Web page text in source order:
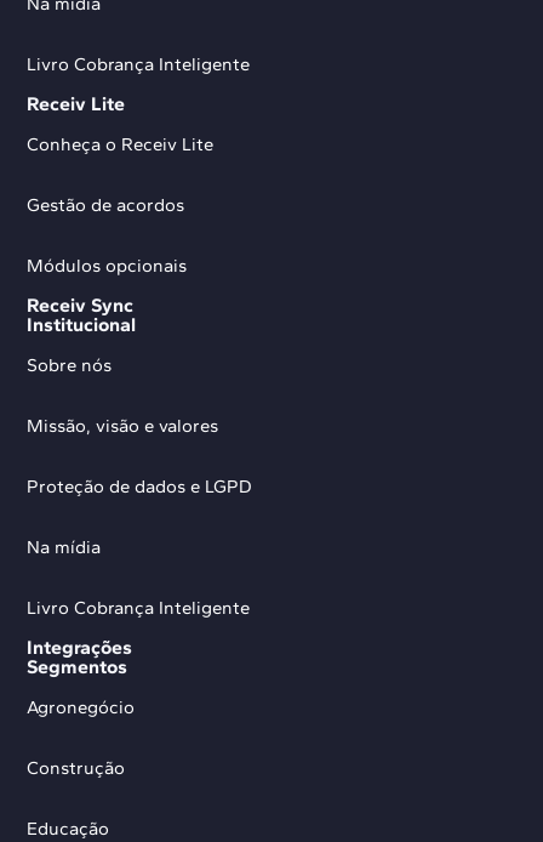
Livro Cobrança Inteligente
Receiv Lite
Conheça o Receiv Lite
Gestão de acordos
Módulos opcionais
Receiv Sync
Institucional
Sobre nós
Missão, visão e valores
Proteção de dados e LGPD
Na mídia
Livro Cobrança Inteligente
Integrações
Segmentos
Agronegócio
Construção
Educação